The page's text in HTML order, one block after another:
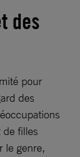
des
pour
des
de filles
le genre,